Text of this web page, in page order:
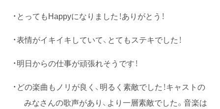
・とってもHappyになりました！ありがとう！
・表情がイキイキしていて、とてもステキでした！
・明日からの仕事が頑張れそうです！
・どの楽曲もノリが良く、明るく素敵でした！キャストの
みなさんの歌声があり、より一層素敵でした。音楽は